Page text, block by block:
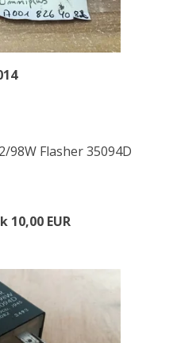
98W Flasher 35094D
10,00 EUR